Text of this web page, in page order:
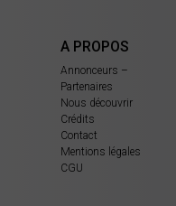
A PROPOS
Annonceurs –
Partenaires
Nous découvrir
Crédits
Contact
Mentions légales
CGU